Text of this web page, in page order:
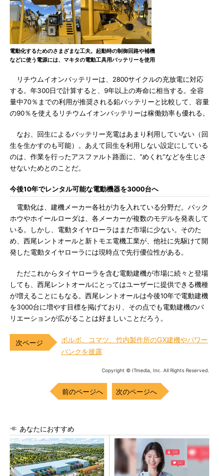
電動化するためのさまざまな工夫。起動時の制御回路や補機
などに使う電源には、マキタの電動工具用バッテリーを使用
リチウムイオンバッテリーは、2800サイクルの充放電に対応
する。年300日で計算すると、9年以上の寿命に相当する。全容
量中70％までの利用が推奨される鉛バッテリーと比較して、容量
の90％を使えるリチウムイオンバッテリーは稼働効率も優れる。
なお、回生によるバッテリー充電はあまり利用していない（回
生を生かすのも可能）。あえて回生を利用しない設定にしている
のは、作業を行ったアスファルト路面に、“めくれ”などを生じさ
せないためとのことだ。
今後10年でレンタル可能な電動機器を3000台へ
電動化は、建機メーカー各社が力を入れている分野だ。バック
ホウやホイールローダは、各メーカーが複数のモデルを発表して
いる。しかし、電動タイヤローラはまだ市場に少ない。そのた
め、西尾レントオールと新トモエ電機工業が、他社に先駆けて開
発した電動タイヤローラには現時点で先行優位性がある。
ただこれからタイヤローラを含む電動建機が市場に続々と登場
しても、西尾レントオールにとってはユーザーに提供できる機種
が増えることにもなる。西尾レントオールは今後10年で電動建機
を3000台に増やす目標を掲げており、その点でも電動建機のバ
リエーションが広がることは好ましいことだろう。
ボルボ、コマツ、竹内製作所のGX建機やパワー
バンクを披露
Copyright © ITmedia, Inc. All Rights Reserved.
前のページへ 次のページへ
あなたにおすすめ